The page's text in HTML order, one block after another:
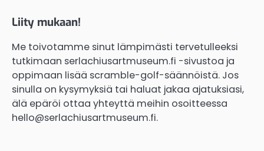
Liity mukaan!
Me toivotamme sinut lämpimästi tervetulleeksi
tutkimaan serlachiusartmuseum.fi -sivustoa ja
oppimaan lisää scramble-golf-säännöistä. Jos
sinulla on kysymyksiä tai haluat jakaa ajatuksiasi,
älä epäröi ottaa yhteyttä meihin osoitteessa
hello@serlachiusartmuseum.fi.